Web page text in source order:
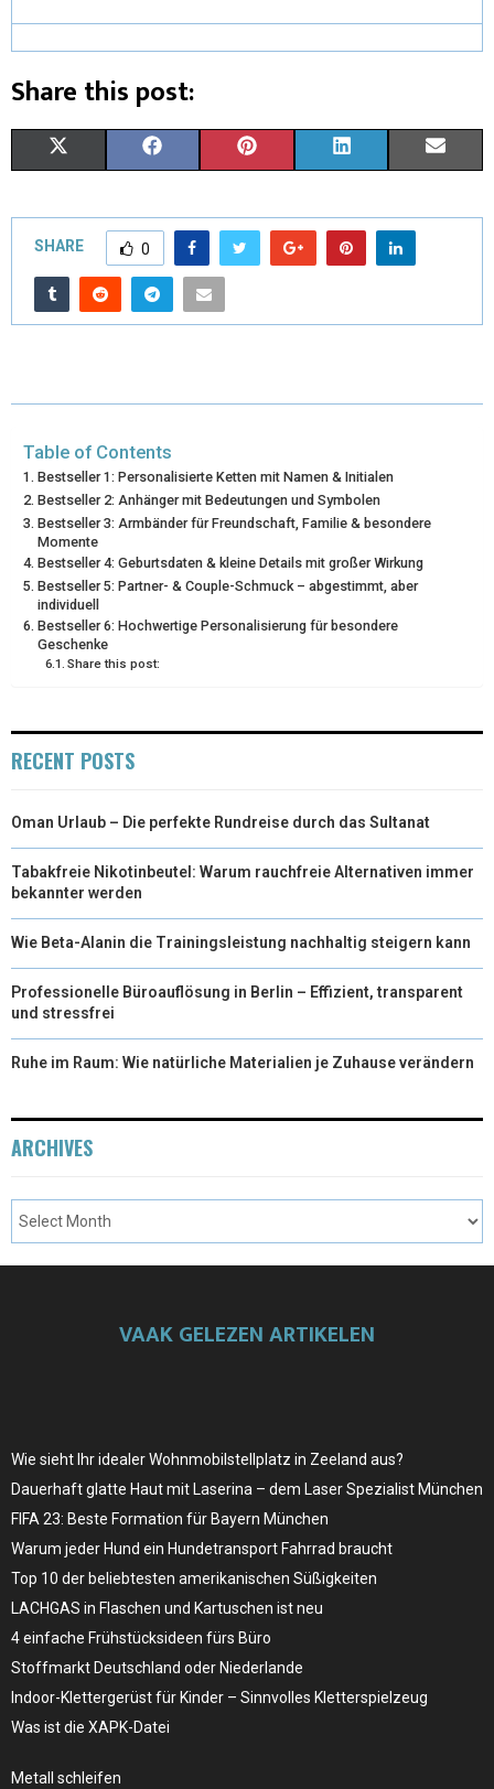
Share this post:
I
R
)
C
E
B
N
T
N
K
SHARE 0
Table of Contents
Bestseller 1: Personalisierte Ketten mit Namen & Initialen
Bestseller 2: Anhänger mit Bedeutungen und Symbolen
Bestseller 3: Armbänder für Freundschaft, Familie & besondere
Momente
Bestseller 4: Geburtsdaten & kleine Details mit großer Wirkung
Bestseller 5: Partner- & Couple-Schmuck – abgestimmt, aber
individuell
Bestseller 6: Hochwertige Personalisierung für besondere
Geschenke
Share this post:
RECENT POSTS
Oman Urlaub – Die perfekte Rundreise durch das Sultanat
Tabakfreie Nikotinbeutel: Warum rauchfreie Alternativen immer
bekannter werden
Wie Beta-Alanin die Trainingsleistung nachhaltig steigern kann
Professionelle Büroauflösung in Berlin – Effizient, transparent
und stressfrei
Ruhe im Raum: Wie natürliche Materialien je Zuhause verändern
ARCHIVES
VAAK GELEZEN ARTIKELEN
Wie sieht Ihr idealer Wohnmobilstellplatz in Zeeland aus?
Dauerhaft glatte Haut mit Laserina – dem Laser Spezialist München
FIFA 23: Beste Formation für Bayern München
Warum jeder Hund ein Hundetransport Fahrrad braucht
Top 10 der beliebtesten amerikanischen Süßigkeiten
LACHGAS in Flaschen und Kartuschen ist neu
4 einfache Frühstücksideen fürs Büro
Stoffmarkt Deutschland oder Niederlande
Indoor-Klettergerüst für Kinder – Sinnvolles Kletterspielzeug
Was ist die XAPK-Datei
Metall schleifen